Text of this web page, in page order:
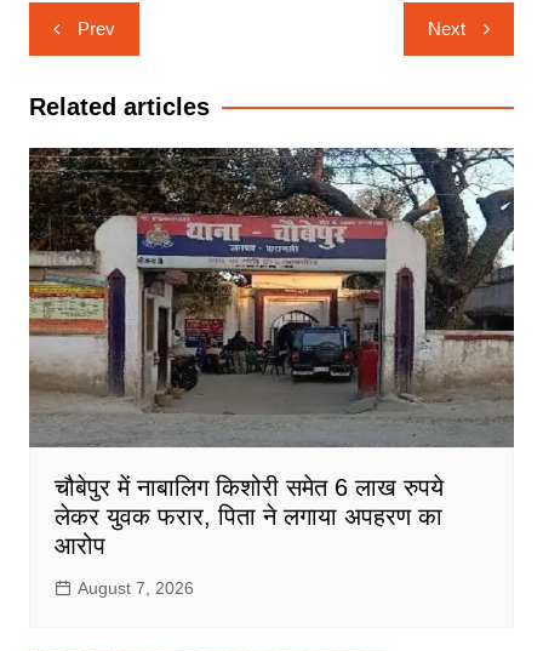
Post
navigation
Prev Next
Related articles
चौबेपुर में नाबालिग किशोरी समेत 6 लाख रुपये
लेकर युवक फरार, पिता ने लगाया अपहरण का
आरोप
August 7, 2026